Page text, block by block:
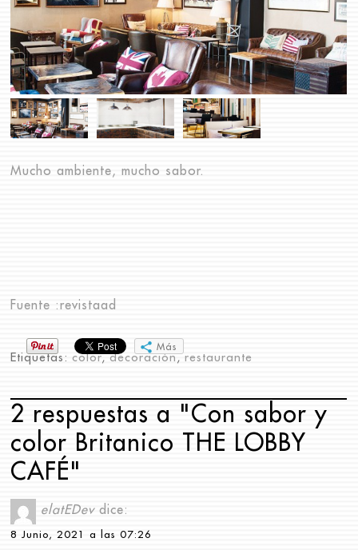
Mucho ambiente, mucho sabor.
Fuente :revistaad
Más
Etiquetas: color,decoración,restaurante
2 respuestas a "Con sabor y
color Britanico THE LOBBY
CAFÉ"
elatEDev dice:
8 Junio, 2021 a las 07:26